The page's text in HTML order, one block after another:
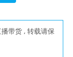
播带货, 转载请保